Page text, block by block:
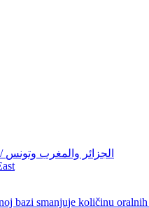
/ الجزائر والمغرب وتونس